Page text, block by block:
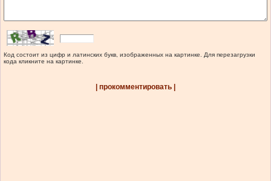
Код состоит из цифр и латинских букв, изображенных на картинке. Для перезагрузки
кода кликните на картинке.
| прокомментировать |